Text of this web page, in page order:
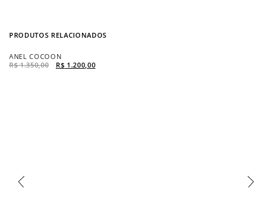
PRODUTOS RELACIONADOS
ANEL COCOON
R$1.350,00 R$ 1.200,00